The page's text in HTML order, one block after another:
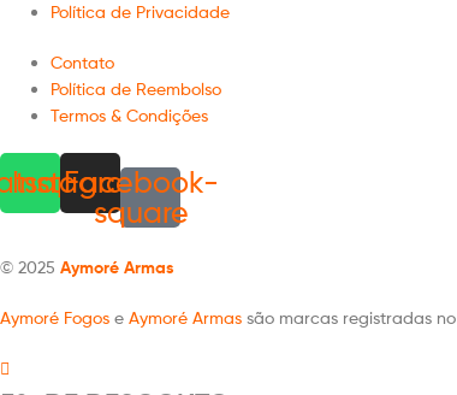
Política de Privacidade
Contato
Política de Reembolso
Termos & Condições
Instagram
Facebook-
square
© 2025 Aymoré Armas
Aymoré Fogos e Aymoré Armas são marcas registradas no